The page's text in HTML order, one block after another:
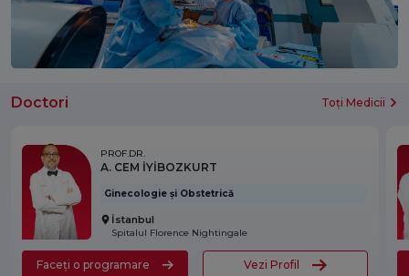
Doctori Toți Medicii
PROF.DR.
A. CEM İYİBOZKURT
Ginecologie și Obstetrică
İstanbul
Spitalul Florence Nightingale
Faceți o programare Vezi Profil